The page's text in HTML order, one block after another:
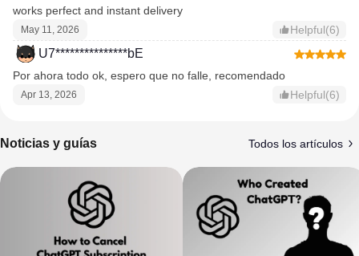
works perfect and instant delivery
May 11, 2026 Helpful(6)
U7***************bE
Por ahora todo ok, espero que no falle, recomendado
Apr 13, 2026 Helpful(6)
Noticias y guías Todos los artículos